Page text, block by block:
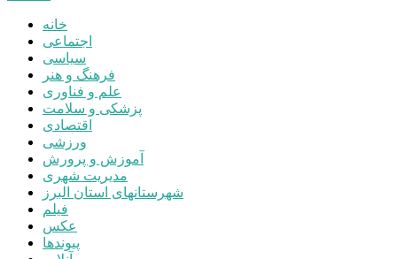
خانه
اجتماعی
سیاسی
فرهنگ و هنر
علم و فناوری
پزشکی و سلامت
اقتصادی
ورزشی
آموزش و پرورش
مدیریت شهری
شهرستانهای استان البرز
فیلم
عکس
پیوندها